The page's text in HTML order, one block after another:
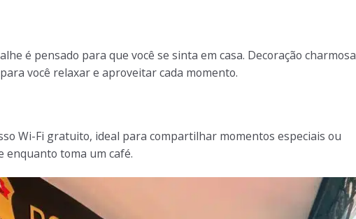
é pensado para que você se sinta em casa. Decoração
você relaxar e aproveitar cada momento.
Wi-Fi gratuito, ideal para compartilhar momentos especiais ou
enquanto toma um café.